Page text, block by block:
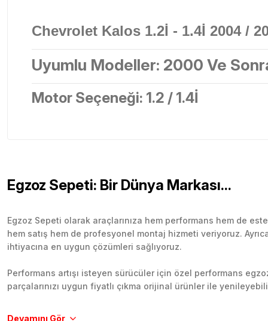
Chevrolet Kalos 1.2İ - 1.4İ 2004 /
Uyumlu Modeller: 2000 Ve
Motor Seçeneği: 1.2 / 1.4İ
Egzoz Sepeti: Bir Dünya Markası...
Egzoz Sepeti olarak araçlarınıza hem performans hem de
hem satış hem de profesyonel montaj hizmeti veriyoruz.
ihtiyacına en uygun çözümleri sağlıyoruz.
Performans artışı isteyen sürücüler için özel performans
parçalarınızı uygun fiyatlı çıkma orijinal ürünler ile
Tüm ürünlerimiz orijinal, dayanıklı ve uzun ömürlüdür.